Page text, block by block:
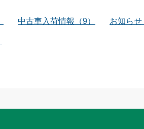
中古車入荷情報 （9） お知らせ